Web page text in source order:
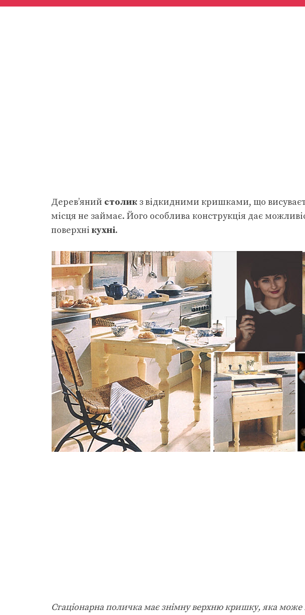
Дерев’яний столик з відкидними кришками, що
місця не займає. Його особлива конструкція дає
поверхні кухні.
Стаціонарна поличка має знімну верхню кришку, яка